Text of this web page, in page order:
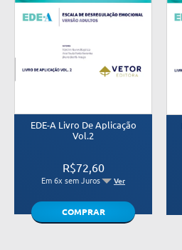
EDE-A Livro De Aplicação
Vol.2
R$72,60
Em 6x sem Juros Ver
COMPRAR